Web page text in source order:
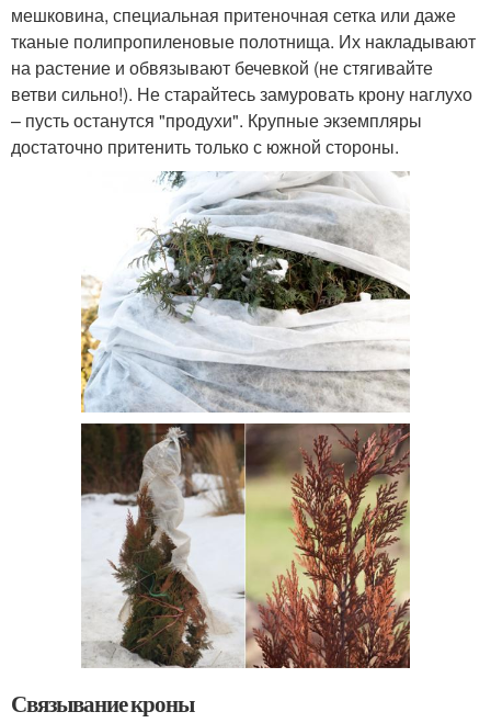
мешковина, специальная притеночная сетка или даже
тканые полипропиленовые полотнища. Их накладывают
на растение и обвязывают бечевкой (не стягивайте
ветви сильно!). Не старайтесь замуровать крону наглухо
– пусть останутся "продухи". Крупные экземпляры
достаточно притенить только с южной стороны.
Связывание кроны